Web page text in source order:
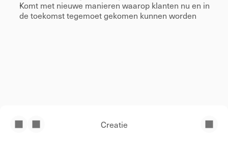
Creatie
Komt met nieuwe manieren waarop klanten nu en in
de toekomst tegemoet gekomen kunnen worden